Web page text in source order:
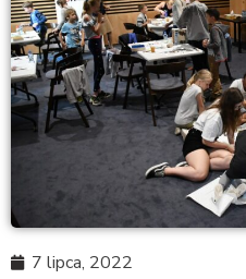
7 lipca, 2022